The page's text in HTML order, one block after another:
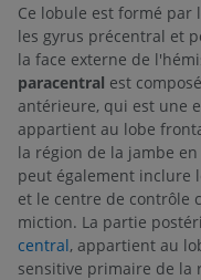
Ce lobule est formé par
les gyrus précentral et
la face externe de
paracentral est
antérieure, qui est une
appartient au lobe
la région de la jambe
peut également inclure
et le centre de contrôle
miction. La partie
central, appartient au
sensitive primaire de la